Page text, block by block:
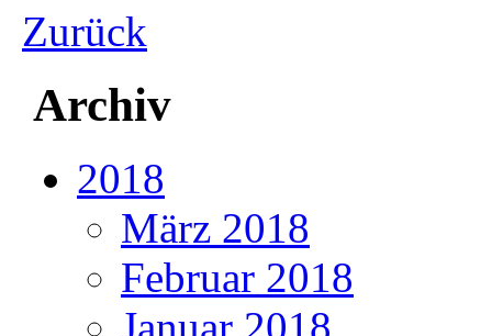
Zurück
Archiv
2018
März 2018
Februar 2018